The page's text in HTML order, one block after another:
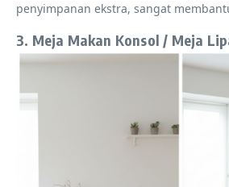
penyimpanan ekstra, sangat
3. Meja Makan Konsol / Meja